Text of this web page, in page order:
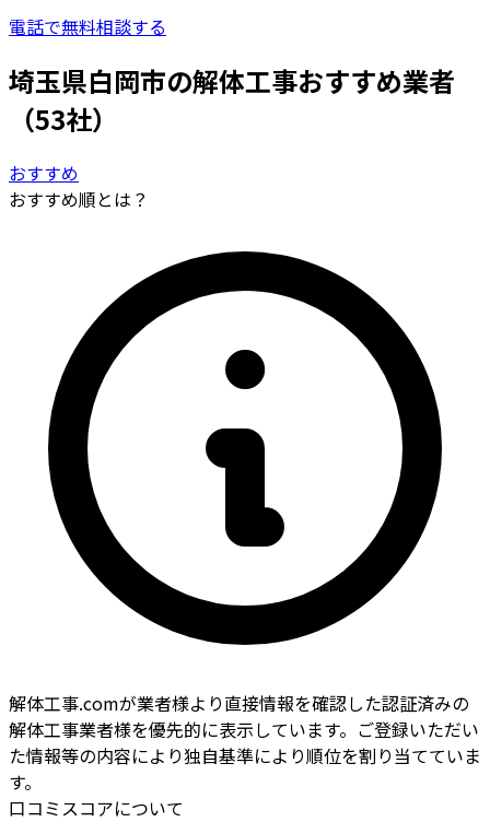
電話で無料相談する
埼玉県白岡市の解体工事おすすめ業者
（53社）
おすすめ
おすすめ順とは？
解体工事.comが業者様より直接情報を確認した認証済みの
解体工事業者様を優先的に表示しています。ご登録いただい
た情報等の内容により独自基準により順位を割り当てていま
す。
口コミスコアについて